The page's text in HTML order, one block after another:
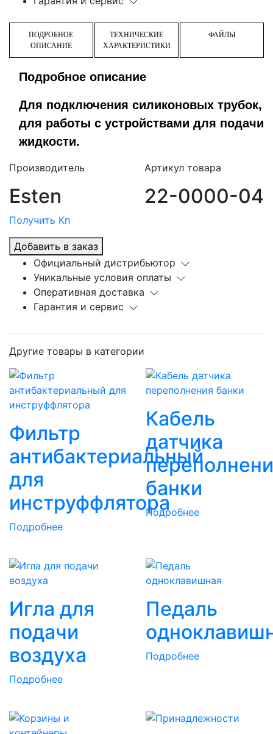
ПОДРОБНОЕ
ОПИСАНИЕ
ТЕХНИЧЕСКИЕ
ХАРАКТЕРИСТИКИ
ФАЙЛЫ
Подробное описание
Для подключения силиконовых трубок,
для работы с устройствами для подачи
жидкости.
Производитель
Esten
Артикул товара
22-0000-04
Получить Кп
Добавить в заказ
Официальный дистрибьютор
Уникальные условия оплаты
Оперативная доставка
Гарантия и сервис
Другие товары в категории
Фильтр
антибактериальный
для
инструффлятора
Подробнее
Кабель
датчика
банки
Подробнее
Игла для
подачи
воздуха
Подробнее
Педаль
Подробнее